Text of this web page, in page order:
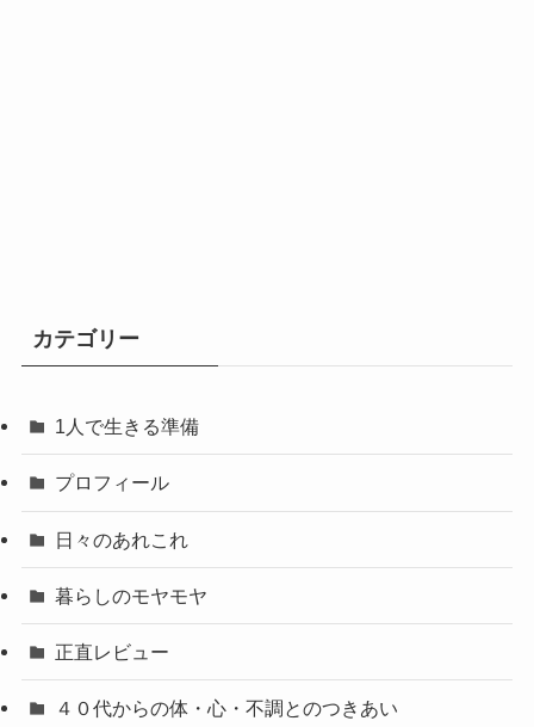
カテゴリー
1人で生きる準備
プロフィール
日々のあれこれ
暮らしのモヤモヤ
正直レビュー
４０代からの体・心・不調とのつきあい